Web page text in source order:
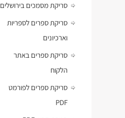
סריקת מסמכים בירושלים
סריקת ספרים לספריות
וארכיונים
סריקת ספרים באתר
הלקוח
סריקת ספרים לפורמט
PDF